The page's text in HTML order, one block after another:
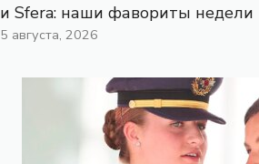
и Sfera: наши фавориты недели
5 августа, 2026